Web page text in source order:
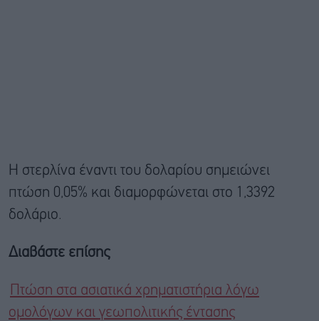
Η στερλίνα έναντι του δολαρίου σημειώνει
πτώση 0,05% και διαμορφώνεται στο 1,3392
δολάριο.
Διαβάστε επίσης
Πτώση στα ασιατικά χρηματιστήρια λόγω
ομολόγων και γεωπολιτικής έντασης